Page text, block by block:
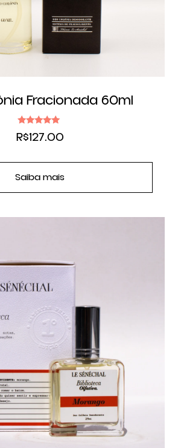
Fracionada 60ml
Avaliação
4.83
R$127.00
Saiba mais